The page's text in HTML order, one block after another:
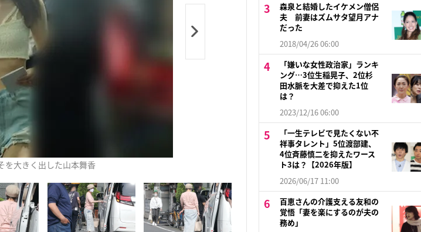
を大きく出した山本舞香
森泉と結婚したイケメン僧侶
夫 前妻はズムサタ望月アナ
だった
2018/04/26 06:00
「嫌いな女性政治家」ランキ
ング…3位生稲晃子、2位杉
田水脈を大差で抑えた1位
は？
2023/12/16 06:00
「一生テレビで見たくない不
祥事タレント」5位渡部建、
4位斉藤慎二を抑えたワース
ト3は？【2026年版】
2026/06/17 11:00
百恵さんの介護支える友和の
覚悟「妻を楽にするのが夫の
務め」